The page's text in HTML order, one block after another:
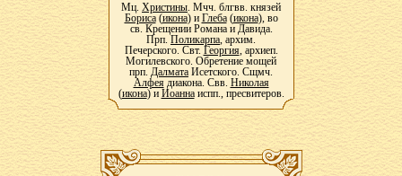
Мц. Христины. Мчч. блгвв. князей
Бориса(икона) и Глеба(икона), во
св. Крещении Романа и Давида.
Прп. Поликарпа, архим.
Печерского. Свт. Георгия, архиеп.
Могилевского. Обретение мощей
прп. Далмата Исетского. Сщмч.
Алфеядиакона. Свв. Николая
(икона) и Иоаннаиспп., пресвитеров.